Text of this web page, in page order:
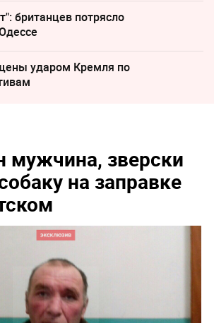
британцев потрясло
ударом Кремля по
мужчина, зверски
на заправке